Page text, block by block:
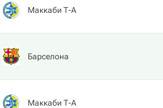
Маккаби Т-А
Барселона
Маккаби Т-А